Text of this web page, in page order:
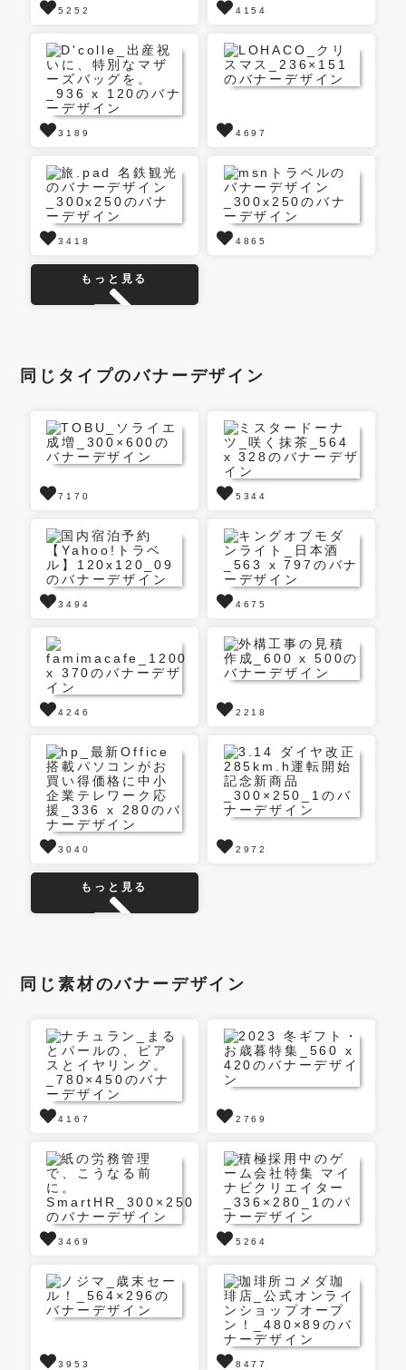
5252 4154
3189 4697
3418 4865
もっと見る
同じタイプのバナーデザイン
7170 5344
3494 4675
4246 2218
3040 2972
もっと見る
同じ素材のバナーデザイン
4167 2769
3469 5264
3953 8477